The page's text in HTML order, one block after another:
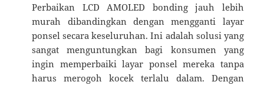
Perbaikan LCD AMOLED bonding jauh lebih
murah dibandingkan dengan mengganti layar
ponsel secara keseluruhan. Ini adalah solusi yang
sangat menguntungkan bagi konsumen yang
ingin memperbaiki layar ponsel mereka tanpa
harus merogoh kocek terlalu dalam. Dengan